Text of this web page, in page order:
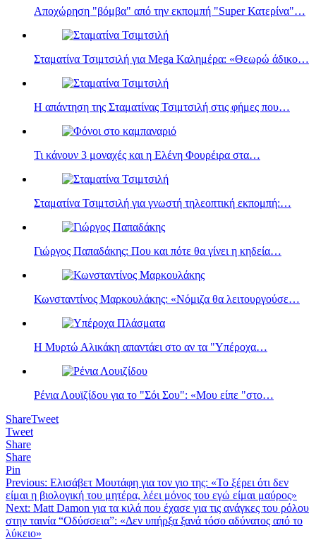
Αποχώρηση "βόμβα" από την εκπομπή "Super Κατερίνα"…
Σταματίνα Τσιμτσιλή για Mega Καλημέρα: «Θεωρώ άδικο…
Η απάντηση της Σταματίνας Τσιμτσιλή στις φήμες που…
Τι κάνουν 3 μοναχές και η Eλένη Φουρέιρα στα…
Σταματίνα Τσιμτσιλή για γνωστή τηλεοπτική εκπομπή:…
Γιώργος Παπαδάκης: Που και πότε θα γίνει η κηδεία…
Κωνσταντίνος Μαρκουλάκης: «Νόμιζα θα λειτουργούσε…
Η Μυρτώ Αλικάκη απαντάει στο αν τα "Υπέροχα…
Ρένια Λουϊζίδου για το "Σόι Σου": «Μου είπε "στο…
ShareTweet
Tweet
Share
Share
Pin
Πλοήγηση
άρθρων
Previous: Ελισάβετ Μουτάφη για τον γιο της: «Το ξέρει ότι δεν
είμαι η βιολογική του μητέρα, λέει μόνος του εγώ είμαι μαύρος»
Next: Matt Damon για τα κιλά που έχασε για τις ανάγκες του ρόλου
στην ταινία “Οδύσσεια”: «Δεν υπήρξα ξανά τόσο αδύνατος από το
λύκειο»